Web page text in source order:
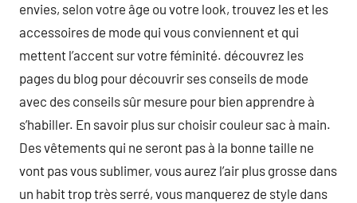
envies, selon votre âge ou votre look, trouvez les et les
accessoires de mode qui vous conviennent et qui
mettent l’accent sur votre féminité. découvrez les
pages du blog pour découvrir ses conseils de mode
avec des conseils sûr mesure pour bien apprendre à
s’habiller. En savoir plus sur choisir couleur sac à main.
Des vêtements qui ne seront pas à la bonne taille ne
vont pas vous sublimer, vous aurez l’air plus grosse dans
un habit trop très serré, vous manquerez de style dans